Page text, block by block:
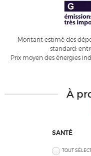
Montant estimé des
standard:
Prix moyen des énergies
À
SANTÉ
TOUT